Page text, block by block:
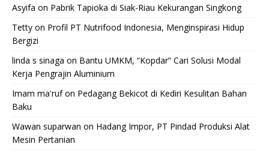
Asyifa on Pabrik Tapioka di Siak-Riau Kekurangan Singkong
Tetty on Profil PT Nutrifood Indonesia, Menginspirasi Hidup
Bergizi
linda s sinaga on Bantu UMKM, “Kopdar” Cari Solusi Modal
Kerja Pengrajin Aluminium
Imam ma'rufon Pedagang Bekicot di Kediri Kesulitan Bahan
Baku
Wawan suparwan on Hadang Impor, PT Pindad Produksi Alat
Mesin Pertanian